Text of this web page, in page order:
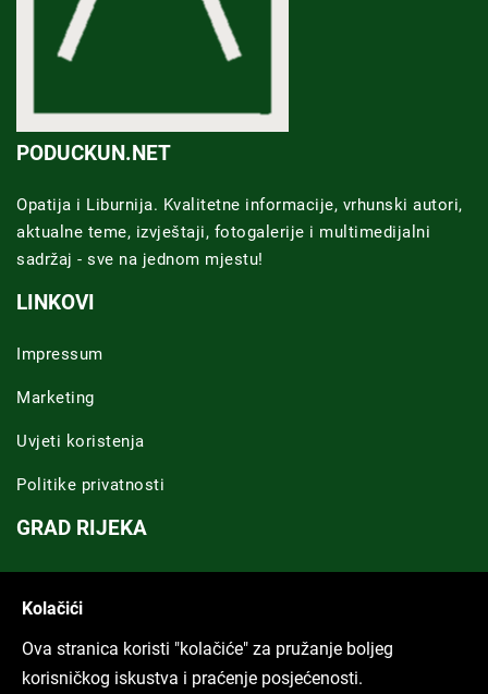
PODUCKUN.NET
Opatija i Liburnija. Kvalitetne informacije, vrhunski autori,
aktualne teme, izvještaji, fotogalerije i multimedijalni
sadržaj - sve na jednom mjestu!
LINKOVI
Impressum
Marketing
Uvjeti koristenja
Politike privatnosti
GRAD RIJEKA
ARHIVA TEKSTOVA
Kolačići
Ova stranica koristi "kolačiće" za pružanje boljeg
korisničkog iskustva i praćenje posjećenosti.